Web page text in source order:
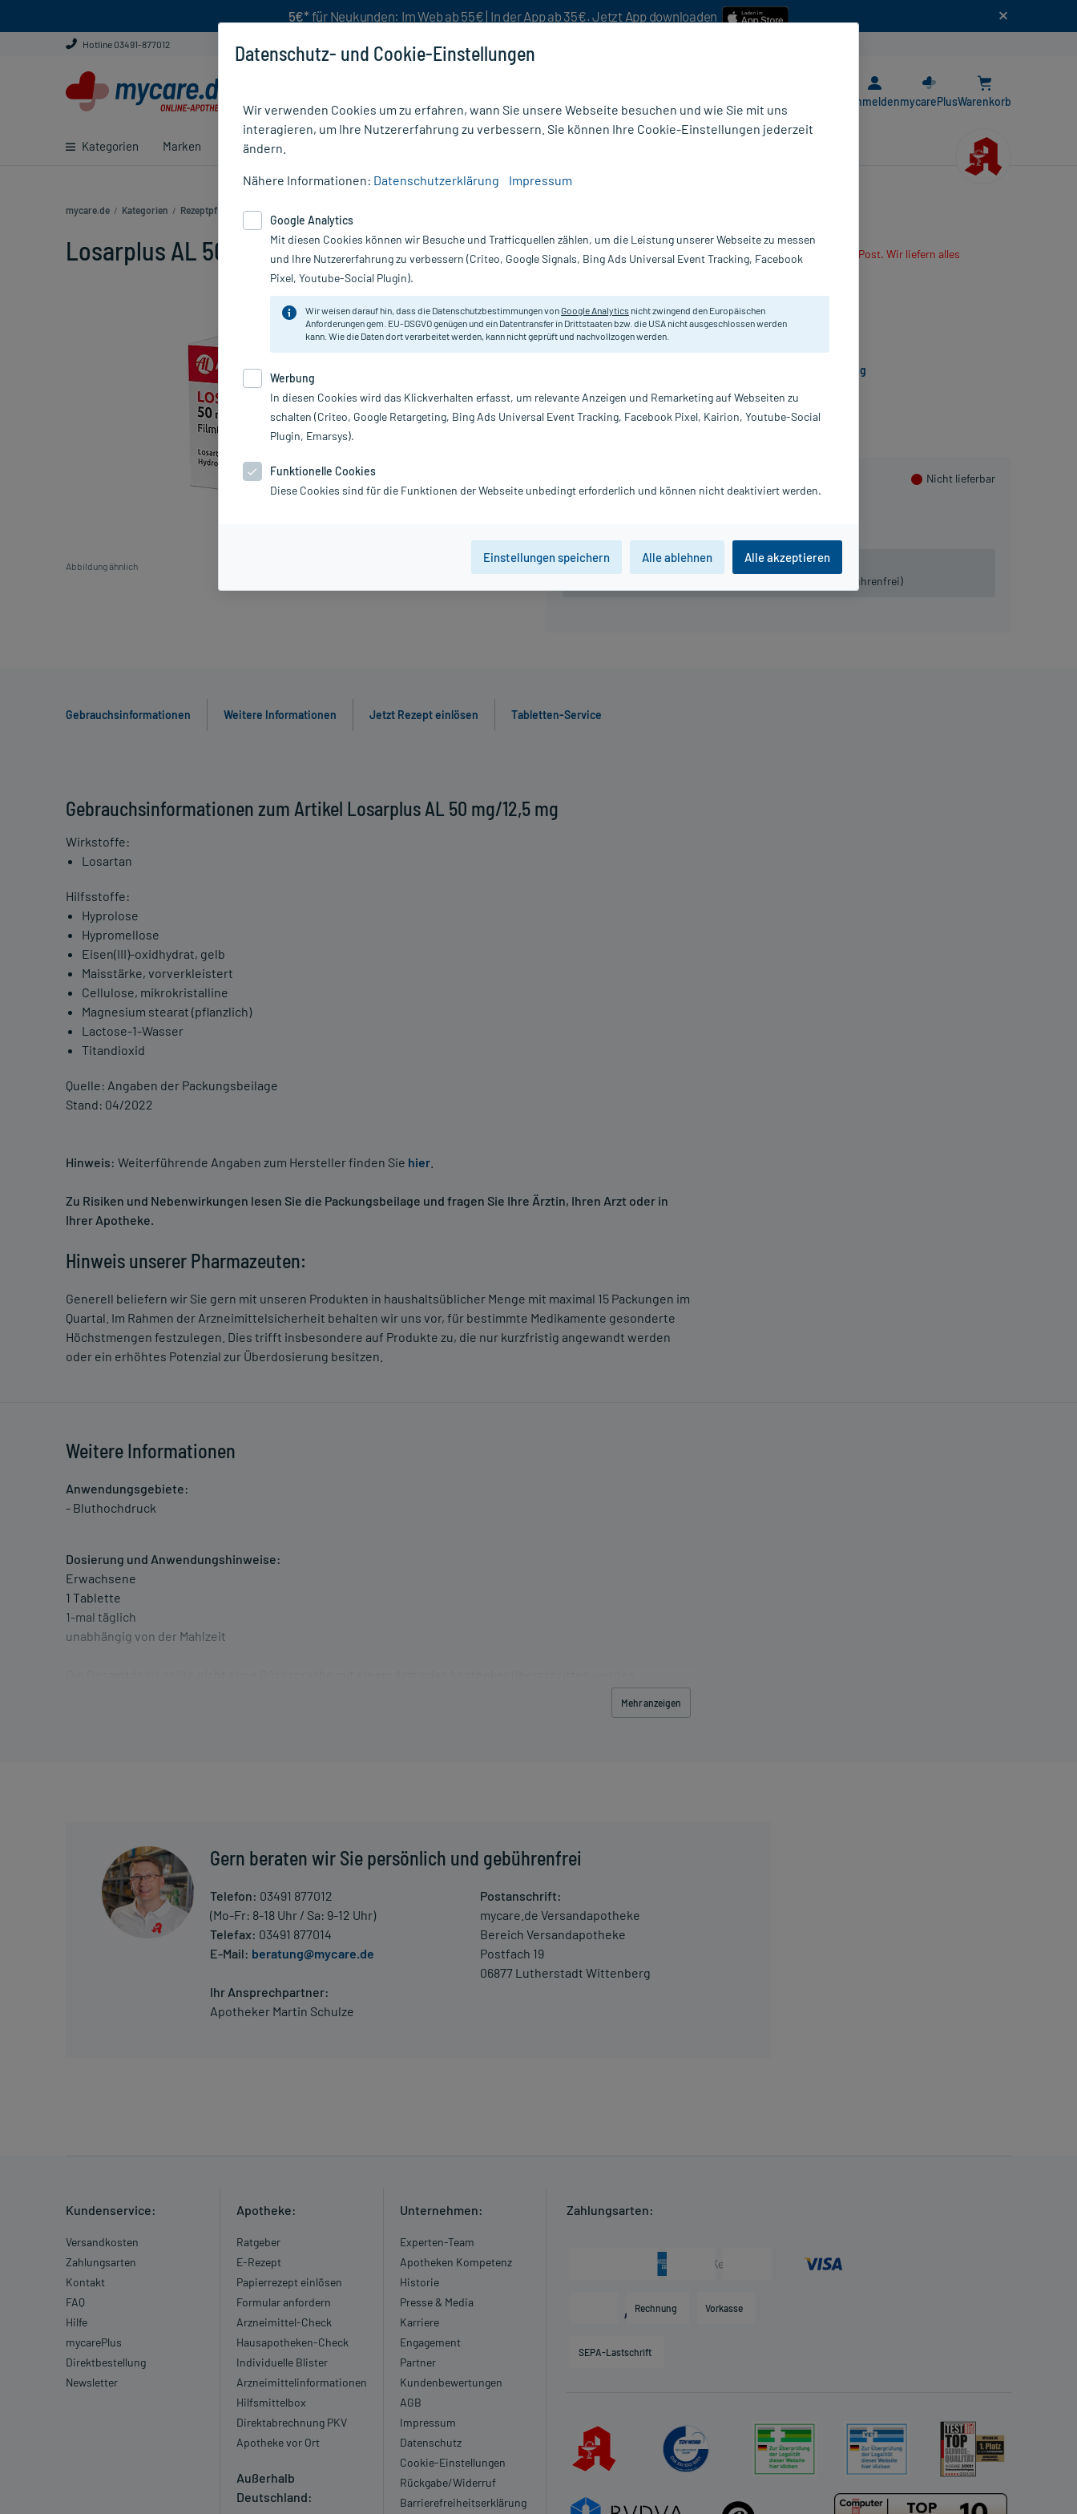
5€* für Neukunden: Im Web ab 55€ | In der App ab 35€. Jetzt App downloaden
Hotline 03491-877012
Kategorien Marken Ratgeber
AnmeldenmycarePlusWarenkorb
mycare.de / Kategorien / Rezeptpflichtige Medikamente
Losarplus AL 50 mg/12,5 mg, 56 St
Abbildung ähnlich
20,29 €
Nicht lieferbar
Der Artikel ist momentan nicht lieferbar.
Tel. 03491-8770120 (gebührenfrei)
Scannen Sie Ihr E-Rezept in der mycare App oder senden es per Post. Wir liefern alles
versandkostenfrei* - inklusive Ihrer mitbestellten Produkte.
Darreichung:
Filmtabletten
Inhalt:
56 St
PZN:
Hersteller:
ALIUD Pharma GmbH
Losarplus AL 50 mg/12,5 mg
Gebrauchsinformationen Weitere Informationen Jetzt Rezept einlösen Tabletten-Service
Gebrauchsinformationen zum Artikel Losarplus AL 50 mg/12,5 mg
Wirkstoffe:
Losartan
Hilfsstoffe:
Hyprolose
Hypromellose
Eisen(III)-oxidhydrat, gelb
Maisstärke, vorverkleistert
Cellulose, mikrokristalline
Magnesium stearat (pflanzlich)
Lactose-1-Wasser
Titandioxid
Quelle: Angaben der Packungsbeilage
Stand: 04/2022
Hinweis: Weiterführende Angaben zum Hersteller finden Sie hier
Zu Risiken und Nebenwirkungen lesen Sie die Packungsbeilage und fragen Sie Ihre Ärztin, Ihren Arzt oder in
Ihrer Apotheke.
Hinweis unserer Pharmazeuten:
Generell beliefern wir Sie gern mit unseren Produkten in haushaltsüblicher Menge mit maximal 15 Packungen im
Quartal. Im Rahmen der Arzneimittelsicherheit behalten wir uns vor, für bestimmte Medikamente gesonderte
Höchstmengen festzulegen. Dies trifft insbesondere auf Produkte zu, die nur kurzfristig angewandt werden
oder ein erhöhtes Potenzial zur Überdosierung besitzen.
Weitere Informationen
Anwendungsgebiete:
- Bluthochdruck
Dosierung und Anwendungshinweise:
Erwachsene
1 Tablette
1-mal täglich
unabhängig von der Mahlzeit
Überdosierung?
Bei einer Überdosierung kann es unter anderem zu niedrigem Blutdruck, Pulsbeschleunigung oder
Pulserniedrigung kommen. Setzen Sie sich bei dem Verdacht auf eine Überdosierung umgehend mit einem Arzt
in Verbindung.
Setzen Sie die Einnahme zum nächsten vorgeschriebenen Zeitpunkt ganz normal (also nicht mit der doppelten
Generell gilt: Achten Sie vor allem bei Säuglingen, Kleinkindern und älteren Menschen auf eine gewissenhafte
- Überempfindlichkeit gegen die Inhaltsstoffe
- Nicht oder kaum vorhandene Harnausscheidung
Unter Umständen - sprechen Sie hierzu mit Ihrem Arzt oder Apotheker:
- Verschiebung des Säure-Basen-Gleichgewichts im Blut zur alkalischen Seite (Alkalose)
- Neigung zu Allergien
- Asthma bronchiale
- Herzschwäche
- Ischämische Kardiomyopathie (Herzmuskelschwäche nach Herzinfarkt)
- Herzmuskelerkrankung mit starker Verdickung und Einengung der Herzkammer (Hypertrophe
- Verengung einer Herzklappe der linken Herzhälfte (Mitral- bzw. Aortenklappe)
- Durchblutungsstörung der Hirngefäße
- Verengung einer Nierenarterie, wodurch die Durchblutung der Niere eingeschränkt ist
Mehr anzeigen
Gern beraten wir Sie persönlich und gebührenfrei
Telefon: 03491 877012
(Mo-Fr: 8-18 Uhr / Sa: 9-12 Uhr)
Telefax: 03491 877014
E-Mail: beratung@mycare.de
Ihr Ansprechpartner:
Apotheker Martin Schulze
Postanschrift:
mycare.de Versandapotheke
Bereich Versandapotheke
Postfach 19
06877 Lutherstadt Wittenberg
Kundenservice:
Versandkosten
Zahlungsarten
Kontakt
FAQ
Hilfe
mycarePlus
Direktbestellung
Newsletter
Apotheke:
Ratgeber
E-Rezept
Papierrezept einlösen
Formular anfordern
Arzneimittel-Check
Hausapotheken-Check
Individuelle Blister
Arzneimittelinformationen
Hilfsmittelbox
Direktabrechnung PKV
Apotheke vor Ort
Außerhalb
Deutschland:
Unternehmen:
Experten-Team
Apotheken Kompetenz
Historie
Presse & Media
Karriere
Engagement
Partner
Kundenbewertungen
AGB
Impressum
Datenschutz
Cookie-Einstellungen
Rückgabe/Widerruf
Barrierefreiheitserklärung
Zahlungsarten:
Rechnung Vorkasse
SEPA-Lastschrift
Datenschutz- und Cookie-Einstellungen
Wir verwenden Cookies um zu erfahren, wann Sie unsere Webseite besuchen und wie Sie mit uns
interagieren, um Ihre Nutzererfahrung zu verbessern. Sie können Ihre Cookie-Einstellungen jederzeit
ändern.
Nähere Informationen: Datenschutzerklärung Impressum
Google Analytics
Mit diesen Cookies können wir Besuche und Trafficquellen zählen, um die Leistung unserer Webseite zu messen
und Ihre Nutzererfahrung zu verbessern (Criteo, Google Signals, Bing Ads Universal Event Tracking, Facebook
Pixel, Youtube-Social Plugin).
Wir weisen darauf hin, dass die Datenschutzbestimmungen vonGoogle Analytics nicht zwingend den Europäischen
Anforderungen gem. EU-DSGVO genügen und ein Datentransfer in Drittstaaten bzw. die USA nicht ausgeschlossen werden
kann. Wie die Daten dort verarbeitet werden, kann nicht geprüft und nachvollzogen werden.
Werbung
In diesen Cookies wird das Klickverhalten erfasst, um relevante Anzeigen und Remarketing auf Webseiten zu
schalten (Criteo, Google Retargeting, Bing Ads Universal Event Tracking, Facebook Pixel, Kairion, Youtube-Social
Plugin, Emarsys).
Funktionelle Cookies
Diese Cookies sind für die Funktionen der Webseite unbedingt erforderlich und können nicht deaktiviert werden.
Einstellungen speichern Alle ablehnen Alle akzeptieren